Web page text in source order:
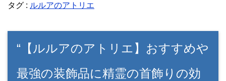
タグ : ルルアのアトリエ
“【ルルアのアトリエ】おすすめや
最強の装飾品に精霊の首飾りの効